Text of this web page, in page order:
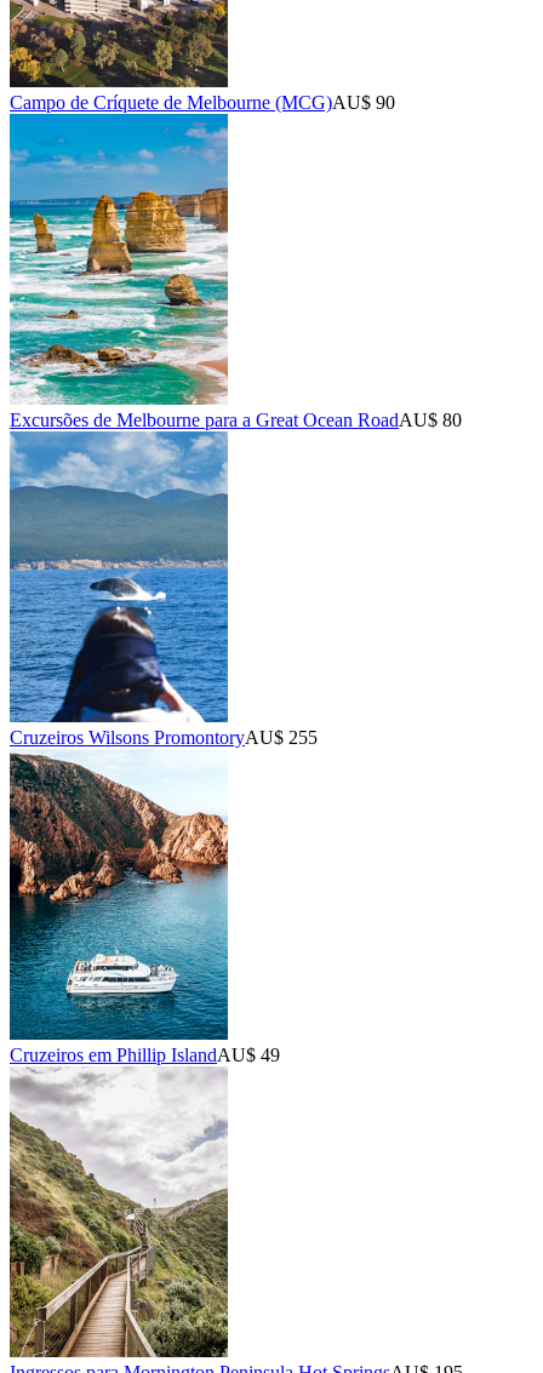
Campo de Críquete de Melbourne (MCG)AU$ 90
Excursões de Melbourne para a Great Ocean RoadAU$ 80
Cruzeiros Wilsons PromontoryAU$ 255
Cruzeiros em Phillip IslandAU$ 49